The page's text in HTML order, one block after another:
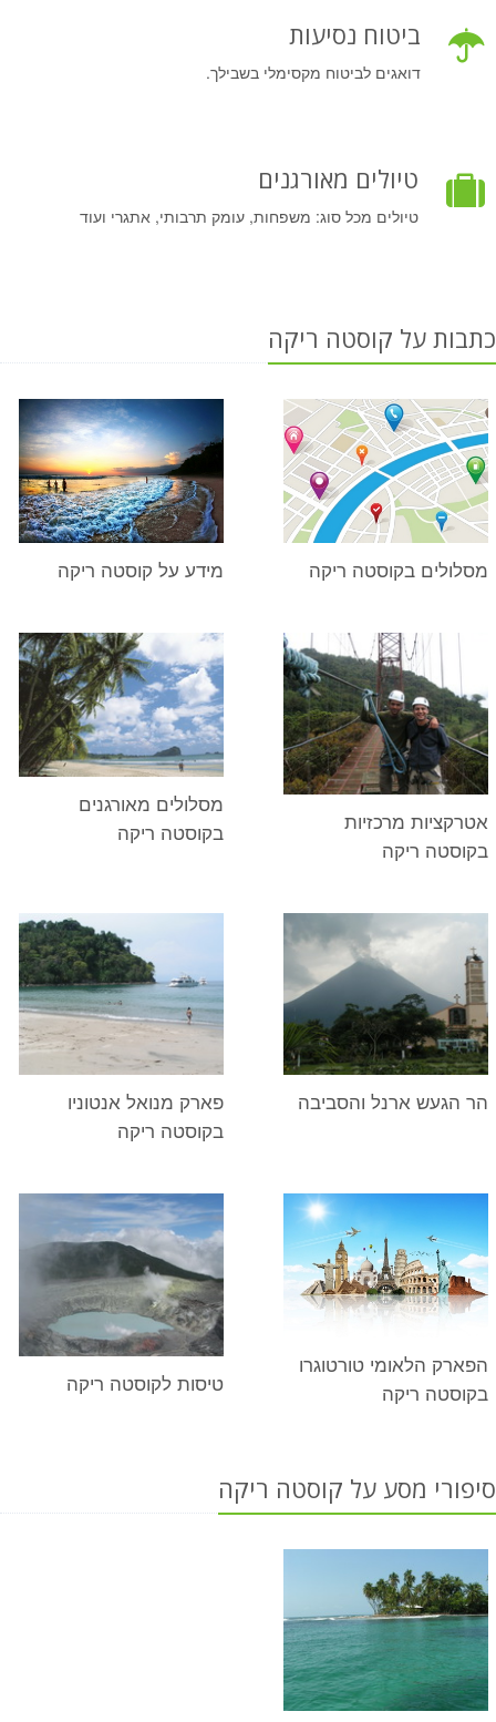
ביטוח נסיעות
דואגים לביטוח מקסימלי בשבילך.
טיולים מאורגנים
טיולים מכל סוג: משפחות, עומק תרבותי, אתגרי ועוד
כתבות על קוסטה ריקה
מסלולים בקוסטה ריקה מידע על קוסטה ריקה
אטרקציות מרכזיות
בקוסטה ריקה
מסלולים מאורגנים
בקוסטה ריקה
הר הגעש ארנל והסביבה
פארק מנואל אנטוניו
בקוסטה ריקה
הפארק הלאומי טורטוגרו
בקוסטה ריקה
טיסות לקוסטה ריקה
סיפורי מסע על קוסטה ריקה